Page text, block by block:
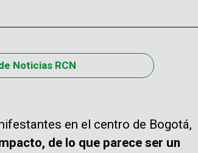
Noticias RCN
en el centro de Bogotá,
de lo que parece ser un